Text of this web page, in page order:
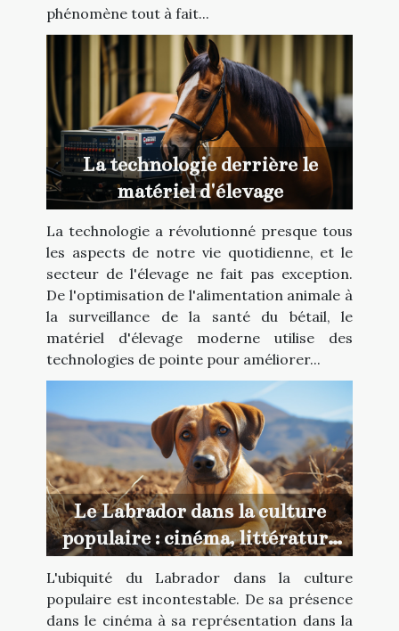
phénomène tout à fait...
La technologie derrière le
matériel d'élevage
La technologie a révolutionné presque tous
les aspects de notre vie quotidienne, et le
secteur de l'élevage ne fait pas exception.
De l'optimisation de l'alimentation animale à
la surveillance de la santé du bétail, le
matériel d'élevage moderne utilise des
technologies de pointe pour améliorer...
Le Labrador dans la culture
populaire : cinéma, littérature
et art
L'ubiquité du Labrador dans la culture
populaire est incontestable. De sa présence
dans le cinéma à sa représentation dans la